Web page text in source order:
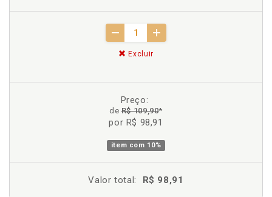
Excluir
Preço:
deR$ 109,90*
por R$ 98,91
item com 10%
Valor total: R$ 98,91